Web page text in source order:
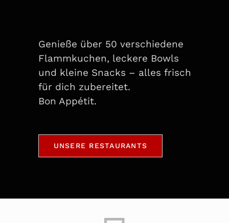
Genieße über 50 verschiedene
Flammkuchen, leckere Bowls
und kleine Snacks – alles frisch
für dich zubereitet.
Bon Appétit.
UNSERE RESTAURANTS